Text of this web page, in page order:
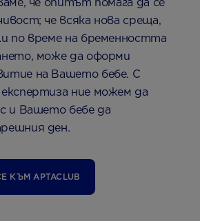
че всяка нова среща,
по време на бременността
може да оформи
на Вашето бебе. С
ние можем да
и Вашето бебе да
ден.
КЪМ АPTACLUB